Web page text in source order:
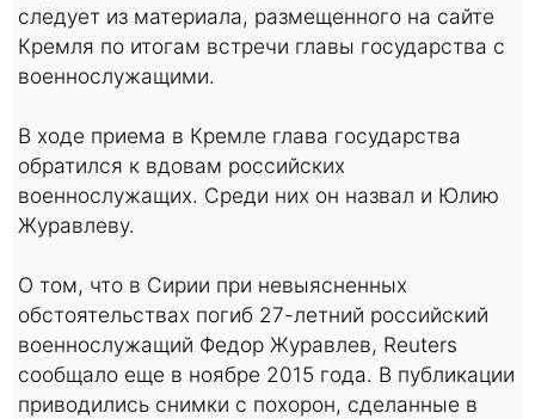
следует из материала, размещенного на сайте
Кремля по итогам встречи главы государства с
военнослужащими.
В ходе приема в Кремле глава государства
обратился к вдовам российских
военнослужащих. Среди них он назвал и Юлию
Журавлеву.
О том, что в Сирии при невыясненных
обстоятельствах погиб 27-летний российский
военнослужащий Федор Журавлев, Reuters
сообщало еще в ноябре 2015 года. В публикации
приводились снимки с похорон, сделанные в